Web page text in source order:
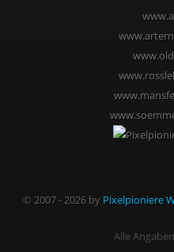
© 2007 - 2026 by Pixelpioniere
Alle